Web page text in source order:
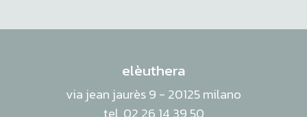
elèuthera
via jean jaurès 9 - 20125 milano
tel. 02 26 14 39 50